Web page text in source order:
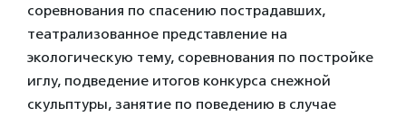
соревнования по спасению пострадавших,
театрализованное представление на
экологическую тему, соревнования по постройке
иглу, подведение итогов конкурса снежной
скульптуры, занятие по поведению в случае